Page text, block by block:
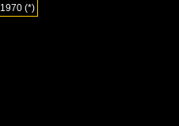
1970 (*)